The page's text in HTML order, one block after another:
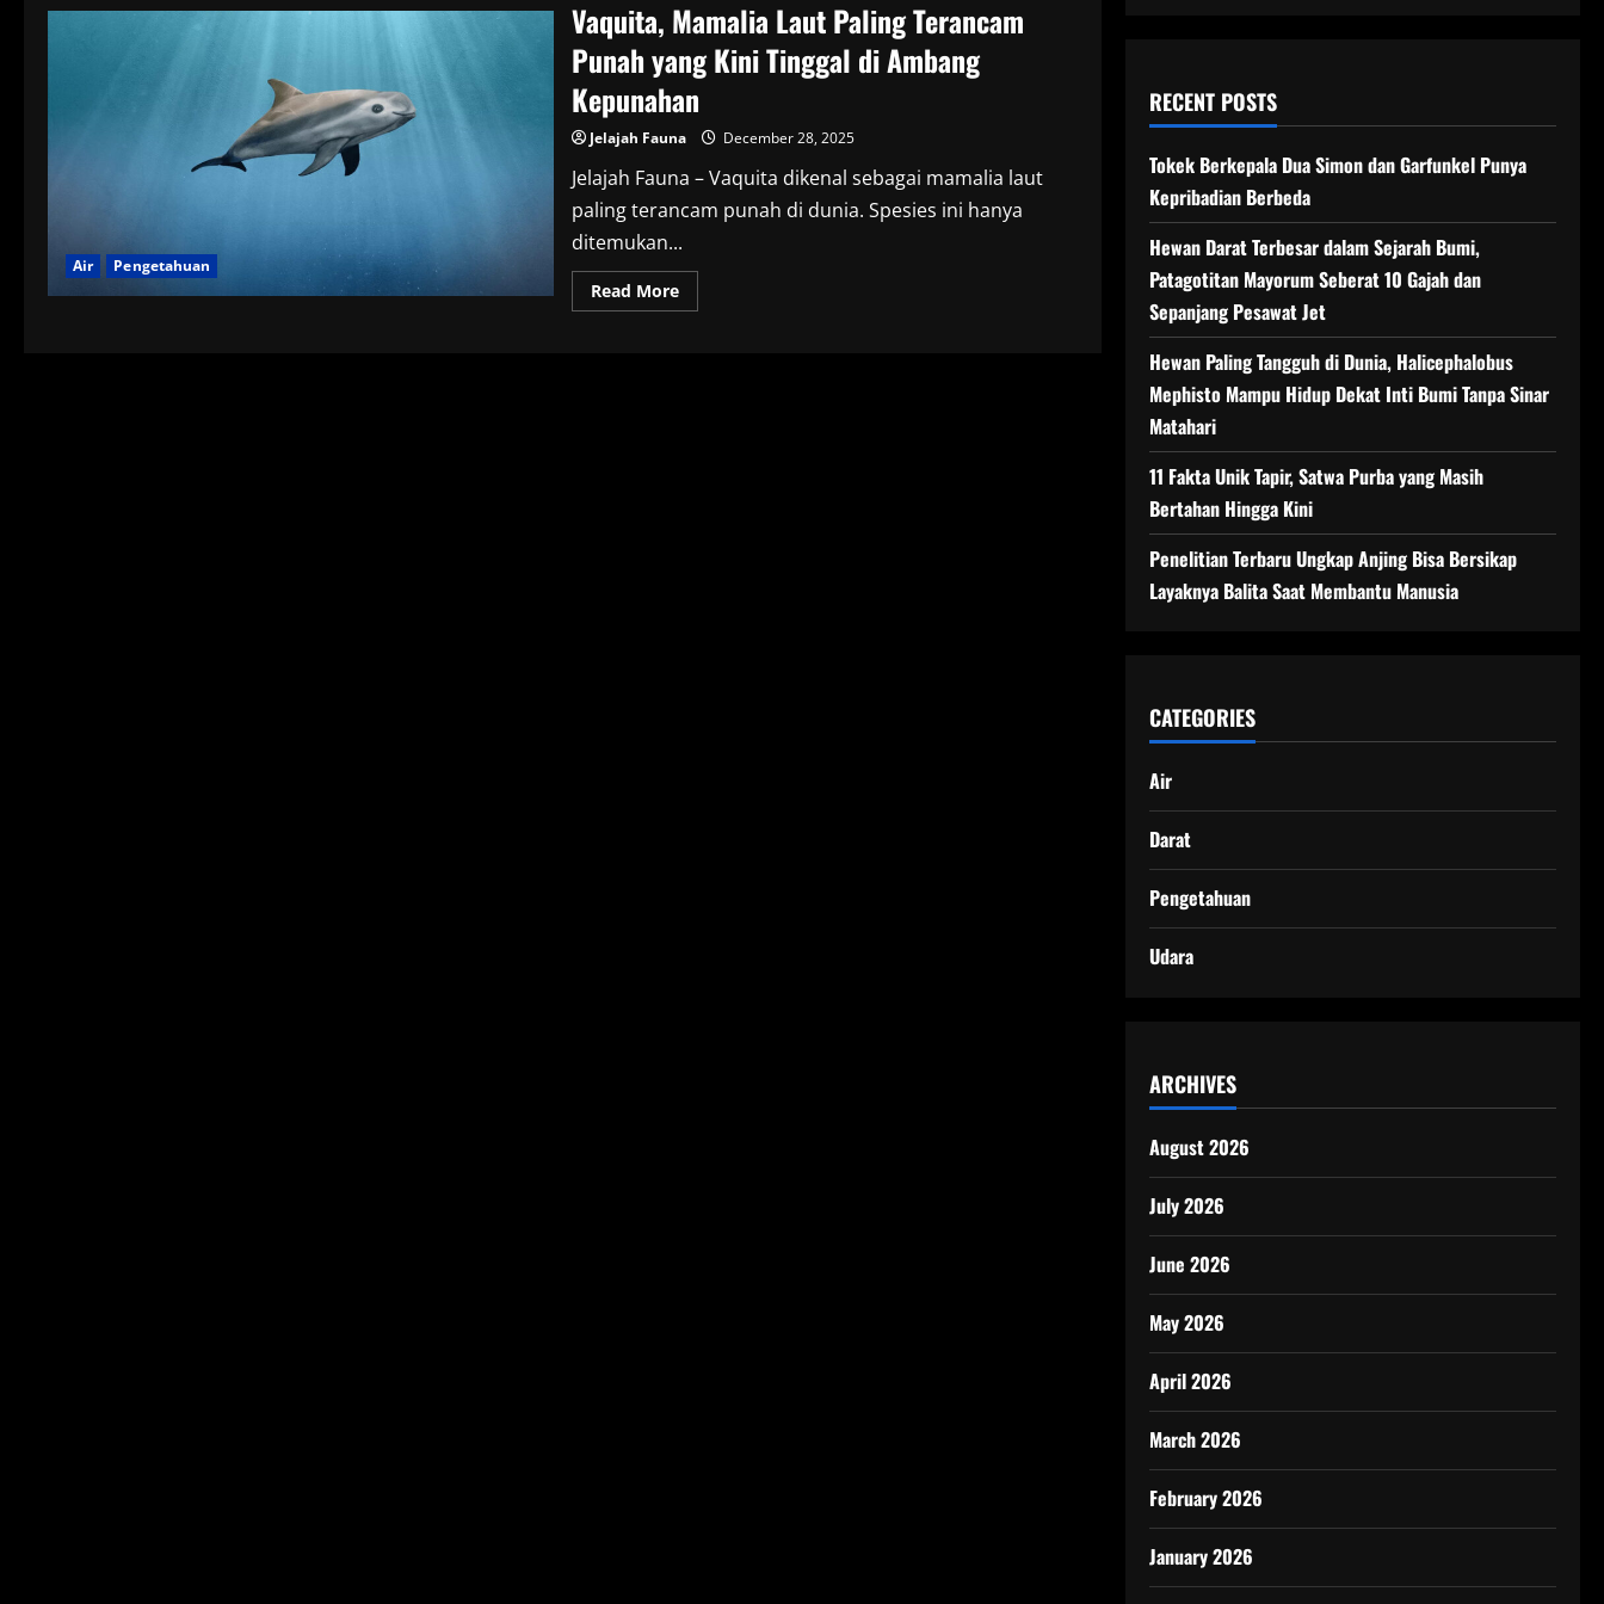
Air Pengetahuan
Vaquita, Mamalia Laut Paling Terancam
Punah yang Kini Tinggal di Ambang
Kepunahan
Jelajah Fauna December 28, 2025
Jelajah Fauna – Vaquita dikenal sebagai mamalia laut
paling terancam punah di dunia. Spesies ini hanya
ditemukan...
Read MoreRead
more
RECENT POSTS
Tokek Berkepala Dua Simon dan Garfunkel Punya
Kepribadian Berbeda
Hewan Darat Terbesar dalam Sejarah Bumi,
Patagotitan Mayorum Seberat 10 Gajah dan
Sepanjang Pesawat Jet
Hewan Paling Tangguh di Dunia, Halicephalobus
Mephisto Mampu Hidup Dekat Inti Bumi Tanpa Sinar
Matahari
11 Fakta Unik Tapir, Satwa Purba yang Masih
Bertahan Hingga Kini
Penelitian Terbaru Ungkap Anjing Bisa Bersikap
Layaknya Balita Saat Membantu Manusia
CATEGORIES
Air
Darat
Pengetahuan
Udara
ARCHIVES
August 2026
July 2026
June 2026
May 2026
April 2026
March 2026
February 2026
January 2026